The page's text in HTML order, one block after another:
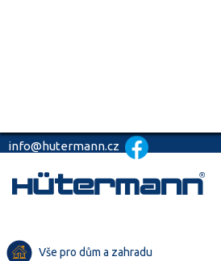
info@hutermann.cz
Vše pro dům a zahradu